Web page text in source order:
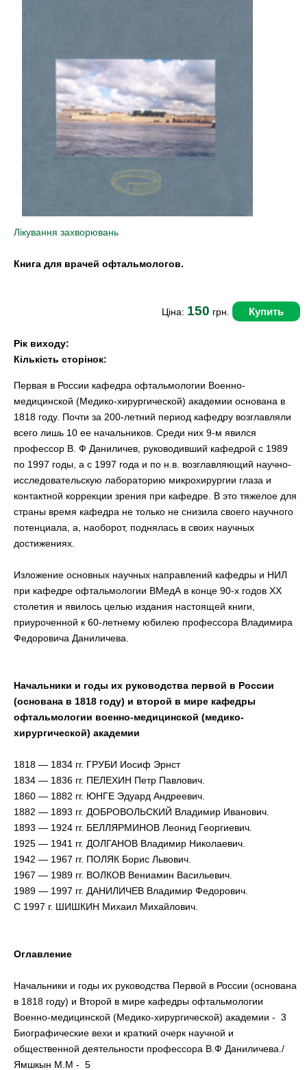
Лікування захворювань
Книга для врачей офтальмологов.
Ціна: 150 грн. Купить
Рік виходу:
Кількість сторінок:
Первая в России кафедра офтальмологии Военно-
медицинской (Медико-хирургической) академии основана в
1818 году. Почти за 200-летний период кафедру возглавляли
всего лишь 10 ее начальников. Среди них 9-м явился
профессор В. Ф Даниличев, руководивший кафедрой с 1989
по 1997 годы, а с 1997 года и по н.в. возглавляющий научно-
исследовательскую лабораторию микрохирургии глаза и
контактной коррекции зрения при кафедре. В это тяжелое для
страны время кафедра не только не снизила своего научного
потенциала, а, наоборот, поднялась в своих научных
достижениях.
Изложение основных научных направлений кафедры и НИЛ
при кафедре офтальмологии ВМедА в конце 90-х годов XX
столетия и явилось целью издания настоящей книги,
приуроченной к 60-летнему юбилею профессора Владимира
Федоровича Даниличева.
Начальники и годы их руководства первой в России
(основана в 1818 году) и второй в мире кафедры
офтальмологии военно-медицинской (медико-
хирургической) академии
1818 — 1834 гг. ГРУБИ Иосиф Эрнст
1834 — 1836 гг. ПЕЛЕХИН Петр Павлович.
1860 — 1882 гг. ЮНГЕ Эдуард Андреевич.
1882 — 1893 гг. ДОБРОВОЛЬСКИЙ Владимир Иванович.
1893 — 1924 гг. БЕЛЛЯРМИНОВ Леонид Георгиевич.
1925 — 1941 гг. ДОЛГАНОВ Владимир Николаевич.
1942 — 1967 гг. ПОЛЯК Борис Львович.
1967 — 1989 гг. ВОЛКОВ Вениамин Васильевич.
1989 — 1997 гг. ДАНИЛИЧЕВ Владимир Федорович.
С 1997 г. ШИШКИН Михаил Михайлович.
Оглавление
Начальники и годы их руководства Первой в России (основана
в 1818 году) и Второй в мире кафедры офтальмологии
Военно-медицинской (Медико-хирургической) академии - 3
Биографические вехи и краткий очерк научной и
общественной деятельности профессора В.Ф Даниличева./
Ямшкын М.М - 5